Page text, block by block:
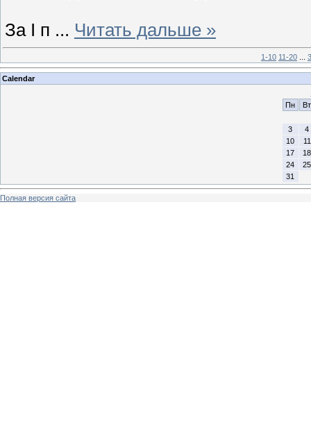
За I п ... Читать дальше »
1-10 11-20
Calendar
Пн
Вт
3
4
10
11
17
18
24
25
31
Полная версия сайта